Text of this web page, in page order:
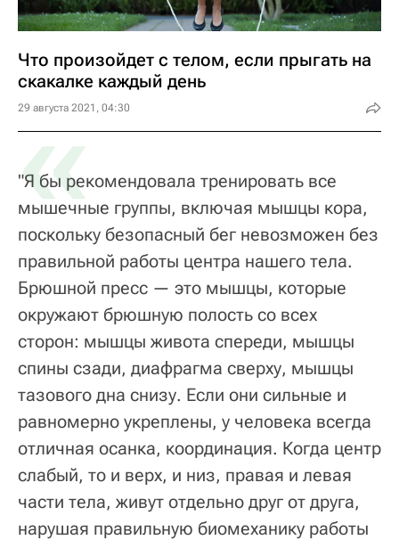
Что произойдет с телом, если прыгать на
скакалке каждый день
29 августа 2021, 04:30
«
"Я бы рекомендовала тренировать все
мышечные группы, включая мышцы кора,
поскольку безопасный бег невозможен без
правильной работы центра нашего тела.
Брюшной пресс — это мышцы, которые
окружают брюшную полость со всех
сторон: мышцы живота спереди, мышцы
спины сзади, диафрагма сверху, мышцы
тазового дна снизу. Если они сильные и
равномерно укреплены, у человека всегда
отличная осанка, координация. Когда центр
слабый, то и верх, и низ, правая и левая
части тела, живут отдельно друг от друга,
нарушая правильную биомеханику работы